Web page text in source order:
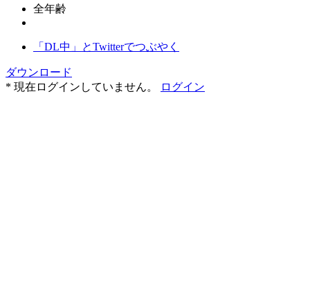
全年齢
「DL中」とTwitterでつぶやく
ダウンロード
* 現在ログインしていません。
ログイン